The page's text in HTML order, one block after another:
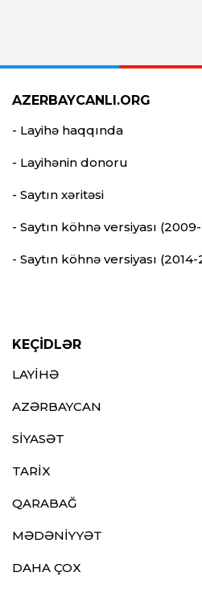
AZERBAYCANLI.ORG
- Layihə haqqında
- Layihənin donoru
- Saytın xəritəsi
- Saytın köhnə versiyası
- Saytın köhnə versiyası (2014-
KEÇİDLƏR
LAYİHƏ
AZƏRBAYCAN
SİYASƏT
TARİX
QARABAĞ
MƏDƏNİYYƏT
DAHA ÇOX